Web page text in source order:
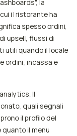
la
il ristorante ha
spesso ordini,
upsell, flussi di
utili quando il locale
ordini, incassa e
Il
quali segnali
il profilo del
il menu